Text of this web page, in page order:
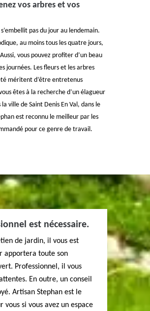
vos arbres et vos
pas du jour au lendemain.
au moins tous les quatre jours,
vous pouvez profiter d’un beau
journées. Les fleurs et les arbres
méritent d’être entretenus
êtes à la recherche d’un élagueur
ville de Saint Denis En Val, dans le
est reconnu le meilleur par les
pour ce genre de travail.
est nécessaire.
de jardin, il vous est
apportera toute son
Professionnel, il vous
En outre, un conseil
Artisan Stephan est le
si vous avez un espace